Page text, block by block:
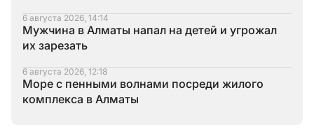
6 августа 2026, 14:14
Мужчина в Алматы напал на детей и угрожал
их зарезать
6 августа 2026, 12:18
Море с пенными волнами посреди жилого
комплекса в Алматы